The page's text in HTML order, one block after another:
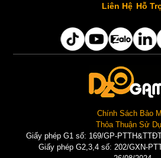
Liên Hệ Hỗ
Chính Sách Bảo
Thỏa Thuận Sử
Giấy phép G1 số: 169/GP-
Giấy phép G2,3,4 số: 202/GXN-